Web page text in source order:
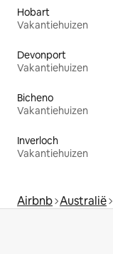
Hobart
Vakantiehuizen
Devonport
Vakantiehuizen
Bicheno
Vakantiehuizen
Inverloch
Vakantiehuizen
Airbnb Australië